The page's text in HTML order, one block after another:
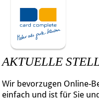
Stellenangebote
Unternehmensziele
Wie bewerbe ich
AKTUELLE
Wir bevorzugen Online-
einfach und ist für Sie